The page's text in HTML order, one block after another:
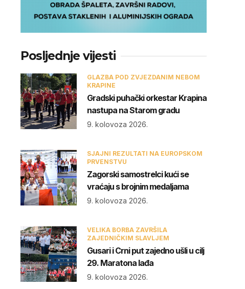
Posljednje vijesti
GLAZBA POD ZVJEZDANIM NEBOM
KRAPINE
Gradski puhački orkestar Krapina
nastupa na Starom gradu
9. kolovoza 2026.
SJAJNI REZULTATI NA EUROPSKOM
PRVENSTVU
Zagorski samostrelci kući se
vraćaju s brojnim medaljama
9. kolovoza 2026.
VELIKA BORBA ZAVRŠILA
ZAJEDNIČKIM SLAVLJEM
Gusari i Crni put zajedno ušli u cilj
29. Maratona lađa
9. kolovoza 2026.